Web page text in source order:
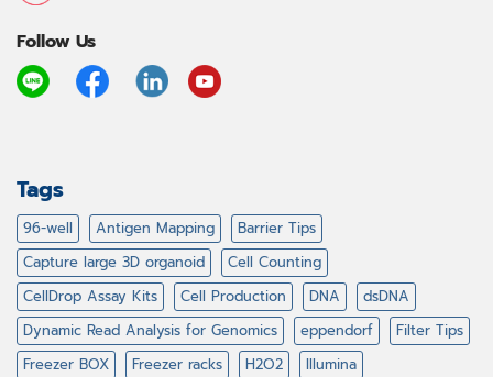
Follow Us
Tags
96-well Antigen Mapping
Barrier Tips
Capture large 3D organoid
Cell Counting
CellDrop Assay Kits
Cell Production DNA
dsDNA
Dynamic Read Analysis for Genomics
eppendorf
Filter Tips
Freezer BOX
Freezer racks H2O2
Illumina